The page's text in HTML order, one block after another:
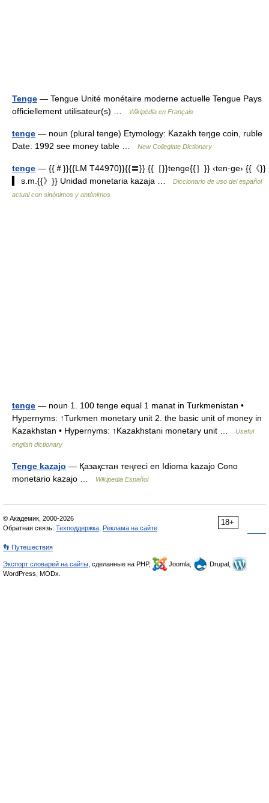
Tenge — Tengue Unité monétaire moderne actuelle Tengue Pays
officiellement utilisateur(s) …
Wikipédia en Français
tenge — noun (plural tenge) Etymology: Kazakh teŋge coin, ruble
Date: 1992 see money table …
New Collegiate Dictionary
tenge — {{＃}}{{LM T44970}}{{〓}} {{［}}tenge{{］}} ‹ten·ge› {{《}}
▍ s.m.{{》}} Unidad monetaria kazaja …
Diccionario de uso del español
actual con sinónimos y antónimos
tenge — noun 1. 100 tenge equal 1 manat in Turkmenistan •
Hypernyms: ↑Turkmen monetary unit 2. the basic unit of money in
Kazakhstan • Hypernyms: ↑Kazakhstani monetary unit …
Useful
english dictionary
Tenge kazajo — Қазақстан теңгесі en Idioma kazajo Cono
monetario kazajo …
Wikipedia Español
18+
© Академик, 2000-2026
Обратная связь: Техподдержка Реклама на сайте
👣 Путешествия
Экспорт словарей на сайты , сделанные на PHP, Joomla,
Drupal,
WordPress, MODx.